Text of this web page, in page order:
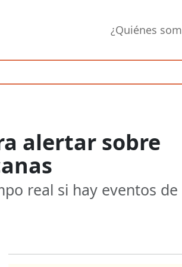
¿Quiénes
alertar sobre
real si hay eventos de